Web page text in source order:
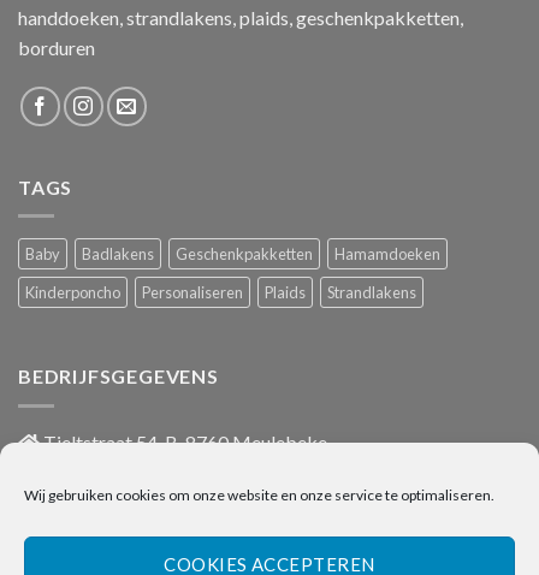
Wij gebruiken cookies om onze website en onze service te optimaliseren.
COOKIES ACCEPTEREN
handdoeken, strandlakens, plaids, geschenkpakketten,
borduren
TAGS
Baby Badlakens Geschenkpakketten
Hamamdoeken
Kinderponcho
Personaliseren Plaids Strandlakens
BEDRIJFSGEGEVENS
Tieltstraat 54, B-8760 Meulebeke
info@onlinehanddoeken.be
BTW nr.: BE0860.852.630